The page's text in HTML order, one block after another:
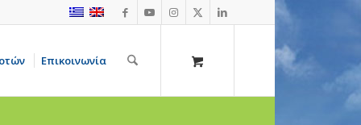
Επικοινωνία